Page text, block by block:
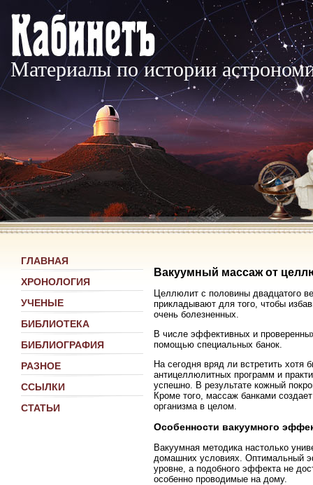
Материалы по истории
ГЛАВНАЯ
ХРОНОЛОГИЯ
УЧЕНЫЕ
БИБЛИОТЕКА
БИБЛИОГРАФИЯ
РАЗНОЕ
ССЫЛКИ
СТАТЬИ
Вакуумный массаж от
Целлюлит с половины двадцатого
прикладывают для того, чтобы
очень болезненных.
В числе эффективных и
помощью специальных банок.
На сегодня вряд ли встретить хотя
антицеллюлитных программ и
успешно. В результате кожный
Кроме того, массаж банками
организма в целом.
Особенности вакуумного
Вакуумная методика настолько
домашних условиях. Оптимальный
уровне, а подобного эффекта не
особенно проводимые на дому.